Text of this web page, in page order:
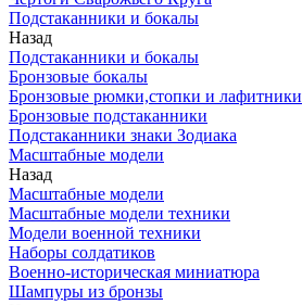
Подстаканники и бокалы
Назад
Подстаканники и бокалы
Бронзовые бокалы
Бронзовые рюмки,стопки и лафитники
Бронзовые подстаканники
Подстаканники знаки Зодиака
Масштабные модели
Назад
Масштабные модели
Масштабные модели техники
Модели военной техники
Наборы солдатиков
Военно-историческая миниатюра
Шампуры из бронзы